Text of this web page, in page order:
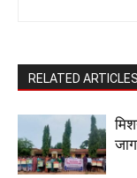
RELATED ARTICLES